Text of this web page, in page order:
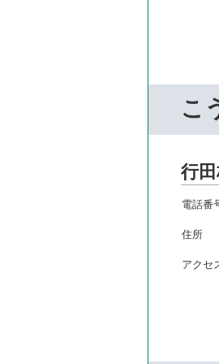
こ
行